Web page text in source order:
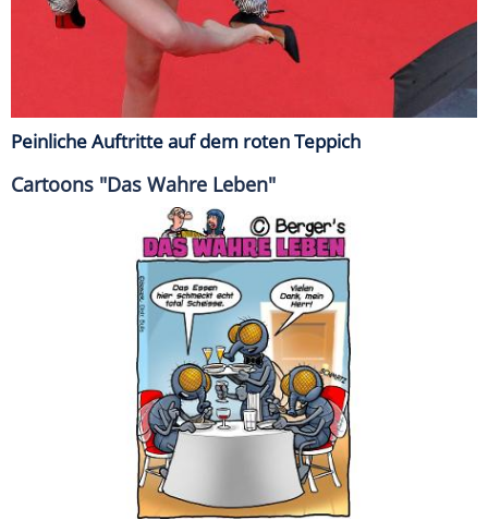
Peinliche Auftritte auf dem roten Teppich
Cartoons "Das Wahre Leben"